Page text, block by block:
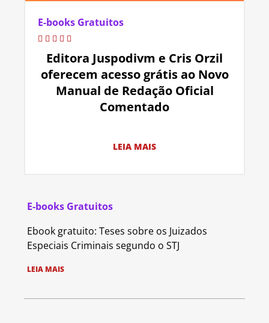
E-books Gratuitos
Editora Juspodivm e Cris Orzil
oferecem acesso grátis ao Novo
Manual de Redação Oficial
Comentado
LEIA MAIS
E-books Gratuitos
Ebook gratuito: Teses sobre os Juizados
Especiais Criminais segundo o STJ
LEIA MAIS